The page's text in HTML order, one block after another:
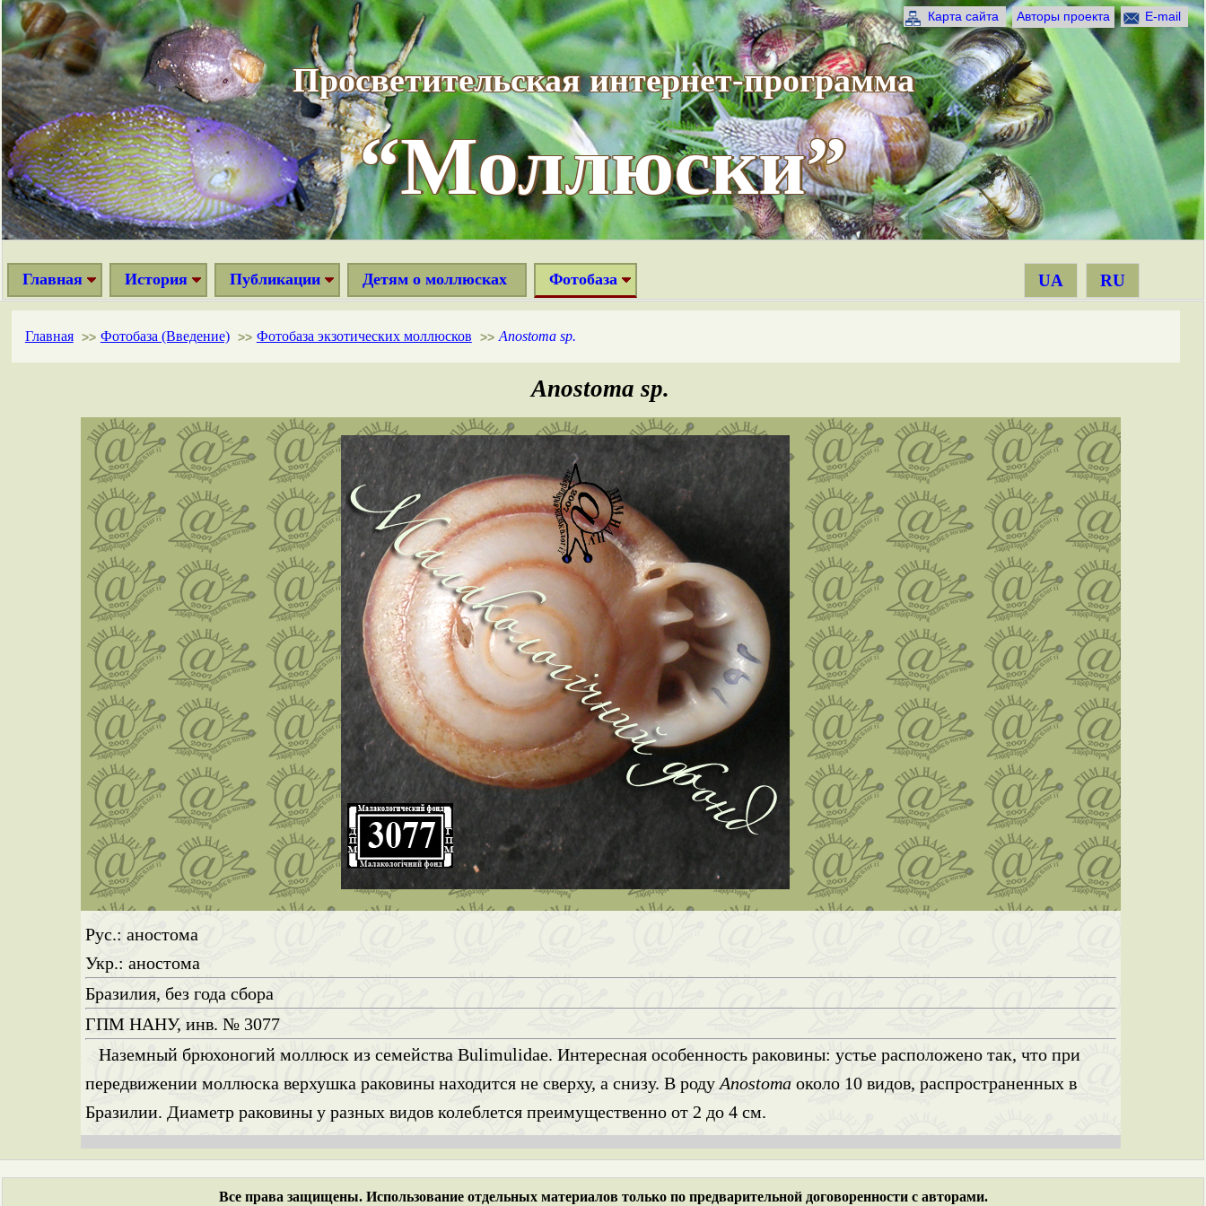
Карта сайта Авторы проекта E-mail
Просветительская интернет-программа
“Моллюски”
Главная История Публикации Детям о моллюсках Фотобаза UA RU
Главная >> Фотобаза (Введение) >> Фотобаза экзотических моллюсков >> Anostoma sp.
Anostoma sp.
Рус.: аностома
Укр.: аностома
Бразилия, без года сбора
ГПМ НАНУ, инв. № 3077
Наземный брюхоногий моллюск из семейства Bulimulidae. Интересная особенность раковины: устье расположено так, что при
передвижении моллюска верхушка раковины находится не сверху, а снизу. В родуAnostoma около 10 видов, распространенных в
Бразилии. Диаметр раковины у разных видов колеблется преимущественно от 2 до 4 см.
Все права защищены. Использование отдельных материалов только по предварительной договоренности с авторами.